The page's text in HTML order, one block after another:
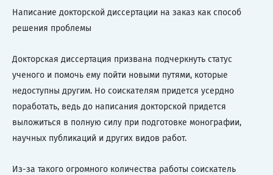
Написание докторской диссертации на заказ как способ
решения проблемы
Докторская диссертация призвана подчеркнуть статус
ученого и помочь ему пойти новыми путями, которые
недоступны другим. Но соискателям придется усердно
поработать, ведь до написания докторской придется
выложиться в полную силу при подготовке монографии,
научных публикаций и других видов работ.
Из-за такого огромного количества работы соискатель